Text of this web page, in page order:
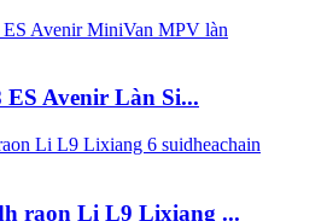
Avenir Làn Si...
raon Li L9 Lixiang ...